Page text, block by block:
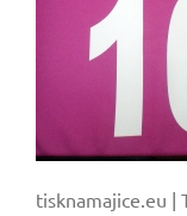
tisknamajice.eu |